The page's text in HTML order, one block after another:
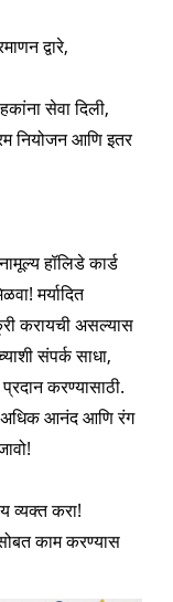
द्वारे,
सेवा दिली,
नियोजन आणि इतर
हॉलिडे कार्ड
मर्यादित
करायची असल्यास
संपर्क साधा,
करण्यासाठी.
अधिक आनंद आणि रंग
व्यक्त करा!
काम करण्यास